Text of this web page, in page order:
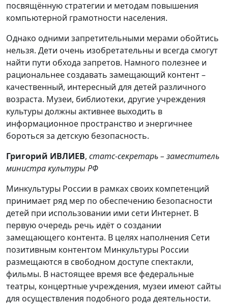
посвящённую стратегии и методам повышения
компьютерной грамотности населения.
Однако одними запретительными мерами обойтись
нельзя. Дети очень изобретательны и всегда смогут
найти пути обхода запретов. Намного полезнее и
рациональнее создавать замещающий контент –
качественный, интересный для детей различного
возраста. Музеи, библиотеки, другие учреждения
культуры должны активнее выходить в
информационное пространство и энергичнее
бороться за детскую безопасность.
Григорий ИВЛИЕВ, статс-секретарь – заместитель
министра культуры РФ
Минкультуры России в рамках своих компетенций
принимает ряд мер по обеспечению безопасности
детей при использовании ими сети Интернет. В
первую очередь речь идёт о создании
замещающего контента. В целях наполнения Сети
позитивным контентом Минкультуры России
размещаются в свободном доступе спектакли,
фильмы. В настоящее время все федеральные
театры, концертные учреждения, музеи имеют сайты
для осуществления подобного рода деятельности.